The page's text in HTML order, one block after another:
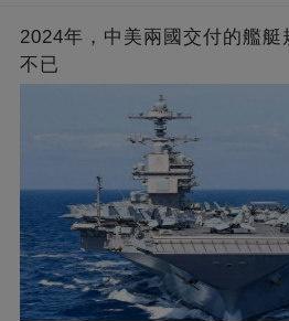
2024年，中美兩國交付的艦
不已